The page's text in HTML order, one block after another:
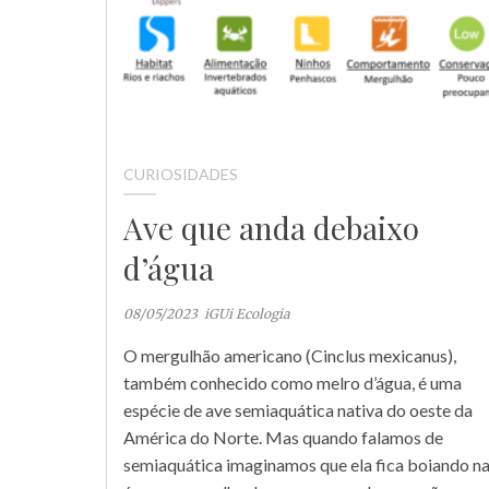
CURIOSIDADES
Ave que anda debaixo
d’água
08/05/2023 iGUi Ecologia
O mergulhão americano (Cinclus mexicanus),
também conhecido como melro d’água, é uma
espécie de ave semiaquática nativa do oeste da
América do Norte. Mas quando falamos de
semiaquática imaginamos que ela fica boiando na